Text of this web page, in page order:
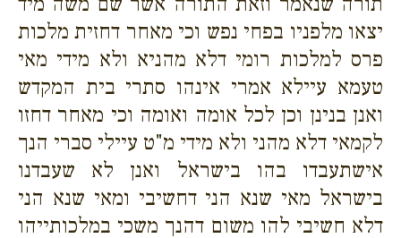
יצאו מלפניו בפחי נפש וכי מאחר דחזית מלכות
פרס למלכות רומי דלא מהניא ולא מידי מאי
טעמא עיילא אמרי אינהו סתרי בית המקדש
ואנן בנינן וכן לכל אומה ואומה וכי מאחר דחזו
לקמאי דלא מהני ולא מידי מ"ט עיילי סברי הנך
אישתעבדו בהו בישראל ואנן לא שעבדנו
בישראל מאי שנא הני דחשיבי ומאי שנא הני
דלא חשיבי להו משום דהנך משכי במלכותייהו